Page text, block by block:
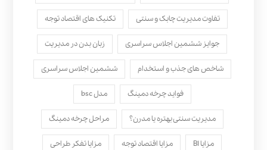
تفاوت مدیریت چابک و سنتی تکنیک های اقتصاد توجه
جوایز ششمین اجلاس سراسری زبان بدن در مدیریت
شاخص های جذب و استخدام ششمین اجلاس سراسری
فواید چرخه دمینگ مدل bsc
مدیریت سنتی بهتره یا مدرن؟ مراحل چرخه دمینگ
مزایا BI مزایا اقتصاد توجه مزایا تفکر طراحی